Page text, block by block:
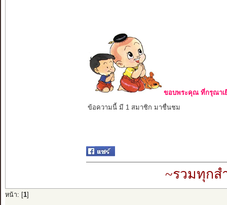
ขอบพระคุณ ที่กรุณาเ
ข้อความนี้ มี 1 สมาชิก มาชื่นชม
~รวมทุกส
หน้า: [ 1]